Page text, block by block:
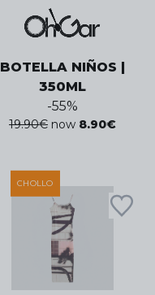
BOTELLA NIÑOS |
350ML
-55%
19.90€ now 8.90€
CHOLLO